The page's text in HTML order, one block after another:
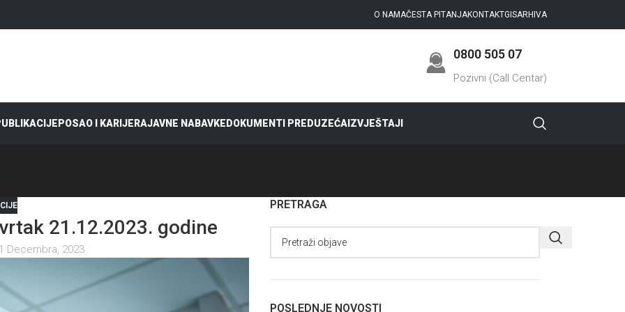
O NAMAČESTA PITANJAKONTAKTGISARHIVA
0800 505 07
Pozivni (Call Centar)
POSAO I KARIJERAJAVNE NABAVKEDOKUMENTI PREDUZEĆAIZVJEŠTAJI
21.12.2023. godine
Decembra, 2023
PRETRAGA
POSLEDNJE NOVOSTI